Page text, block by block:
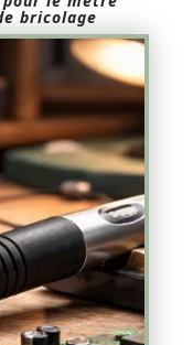
bricolage